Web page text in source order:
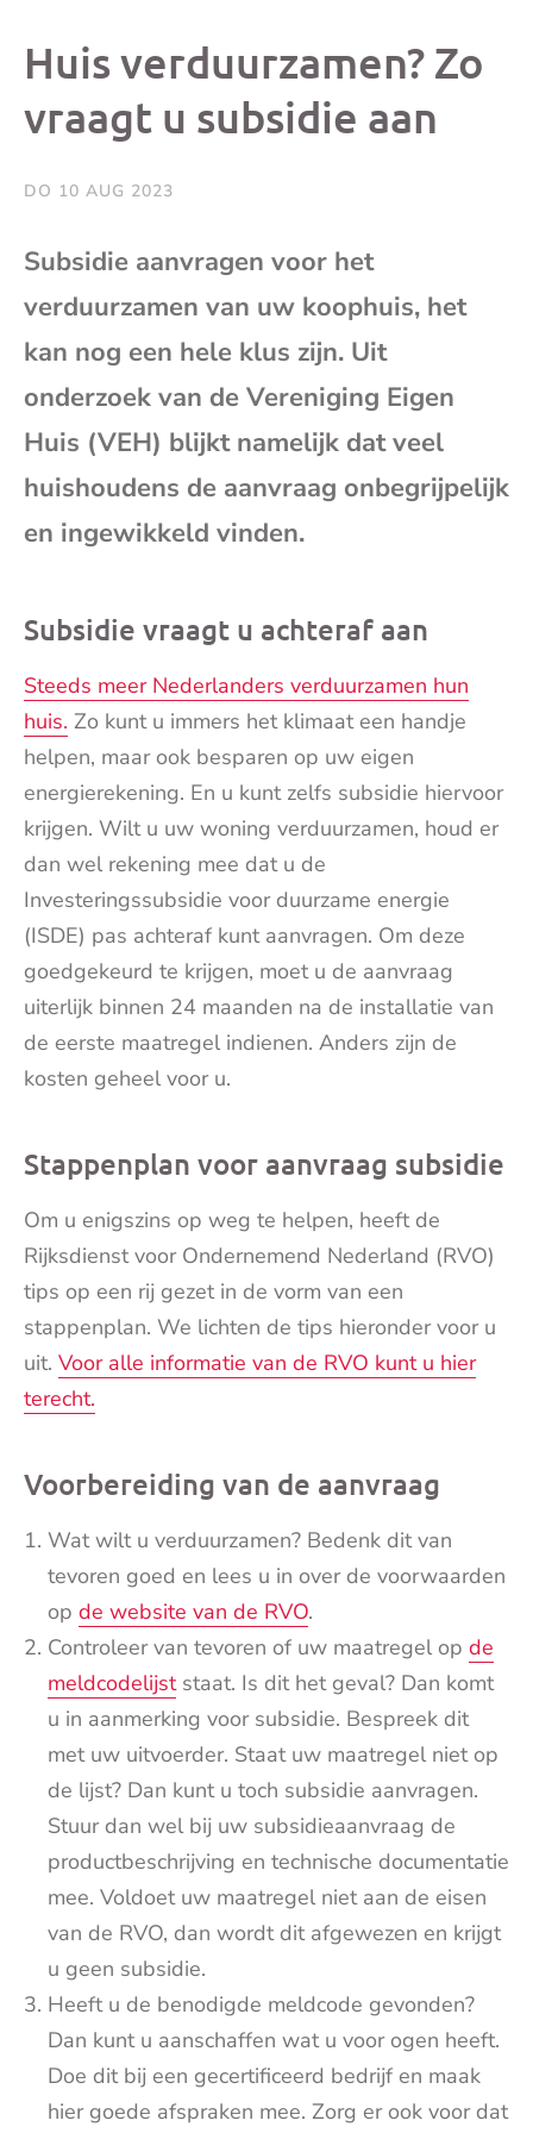
bericht
e-
Huis verduurzamen? Zo
vraagt u subsidie aan
DO 10 AUG 2023
Subsidie aanvragen voor het
verduurzamen van uw koophuis, het
kan nog een hele klus zijn. Uit
onderzoek van de Vereniging Eigen
Huis (VEH) blijkt namelijk dat veel
huishoudens de aanvraag onbegrijpelijk
en ingewikkeld vinden.
Subsidie vraagt u achteraf aan
Steeds meer Nederlanders verduurzamen hun
huis. Zo kunt u immers het klimaat een handje
helpen, maar ook besparen op uw eigen
energierekening. En u kunt zelfs subsidie hiervoor
krijgen. Wilt u uw woning verduurzamen, houd er
dan wel rekening mee dat u de
Investeringssubsidie voor duurzame energie
(ISDE) pas achteraf kunt aanvragen. Om deze
goedgekeurd te krijgen, moet u de aanvraag
uiterlijk binnen 24 maanden na de installatie van
de eerste maatregel indienen. Anders zijn de
kosten geheel voor u.
Stappenplan voor aanvraag subsidie
Om u enigszins op weg te helpen, heeft de
Rijksdienst voor Ondernemend Nederland (RVO)
tips op een rij gezet in de vorm van een
stappenplan. We lichten de tips hieronder voor u
uit. Voor alle informatie van de RVO kunt u hier
terecht.
Voorbereiding van de aanvraag
Wat wilt u verduurzamen? Bedenk dit van
tevoren goed en lees u in over de voorwaarden
op de website van de RVO.
Controleer van tevoren of uw maatregel op de
meldcodelijststaat. Is dit het geval? Dan komt
u in aanmerking voor subsidie. Bespreek dit
met uw uitvoerder. Staat uw maatregel niet op
de lijst? Dan kunt u toch subsidie aanvragen.
Stuur dan wel bij uw subsidieaanvraag de
productbeschrijving en technische documentatie
mee. Voldoet uw maatregel niet aan de eisen
van de RVO, dan wordt dit afgewezen en krijgt
u geen subsidie.
Heeft u de benodigde meldcode gevonden?
Dan kunt u aanschaffen wat u voor ogen heeft.
Doe dit bij een gecertificeerd bedrijf en maak
hier goede afspraken mee. Zorg er ook voor dat